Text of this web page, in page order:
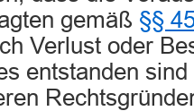
gemäß §§
Verlust oder
entstanden